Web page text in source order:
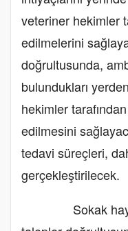
veteriner hekimler
edilmelerini
doğrultusunda,
bulundukları
hekimler
edilmesini
tedavi süreçleri,
gerçekleştirilecek.
Sokak